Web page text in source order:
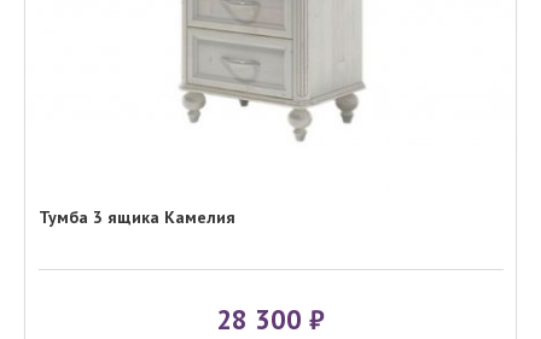
Тумба 3 ящика Камелия
28 300